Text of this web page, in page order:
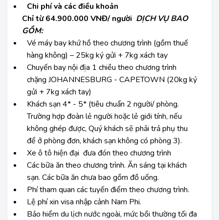
Chi phí và các điều khoản
Chỉ từ64.900.000 VNĐ/ người DỊCH VỤ BAO
GỒM:
Vé máy bay khứ hồ theo chương trình (gồm thuế
hàng không) – 25kg ký gửi + 7kg xách tay
Chuyến bay nội địa 1 chiều theo chương trình
chặng JOHANNESBURG - CAPETOWN (20kg ký
gửi + 7kg xách tay)
Khách sạn 4* - 5* (tiêu chuẩn 2 người/ phòng.
Trường hợp đoàn lẻ người hoặc lẻ giới tính, nếu
không ghép được, Quý khách sẽ phải trả phụ thu
để ở phòng đơn, khách sạn không có phòng 3).
Xe ô tô hiện đại đưa đón theo chương trình
Các bữa ăn theo chương trình. Ăn sáng tại khách
sạn. Các bữa ăn chưa bao gồm đồ uống.
Phí tham quan các tuyến điểm theo chương trình.
Lệ phí xin visa nhập cảnh Nam Phi.
Bảo hiểm du lịch nước ngoài, mức bồi thường tối đa